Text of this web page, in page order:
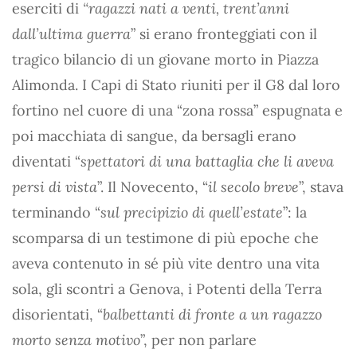
eserciti di “ragazzi nati a venti, trent’anni
dall’ultima guerra” si erano fronteggiati con il
tragico bilancio di un giovane morto in Piazza
Alimonda. I Capi di Stato riuniti per il G8 dal loro
fortino nel cuore di una “zona rossa” espugnata e
poi macchiata di sangue, da bersagli erano
diventati “spettatori di una battaglia che li aveva
persi di vista”. Il Novecento, “il secolo breve”, stava
terminando “sul precipizio di quell’estate”: la
scomparsa di un testimone di più epoche che
aveva contenuto in sé più vite dentro una vita
sola, gli scontri a Genova, i Potenti della Terra
disorientati, “balbettanti di fronte a un ragazzo
morto senza motivo”, per non parlare